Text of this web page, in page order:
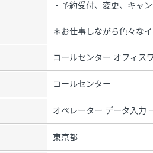
・予約受付、変更、キャ
＊お仕事しながら色々な
コールセンター オフィス
コールセンター
オペレーター データ入力
東京都